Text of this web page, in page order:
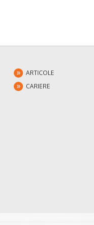
ARTICOLE
CARIERE